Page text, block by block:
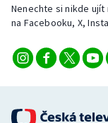
Nenechte si nikde
na Facebooku, X,